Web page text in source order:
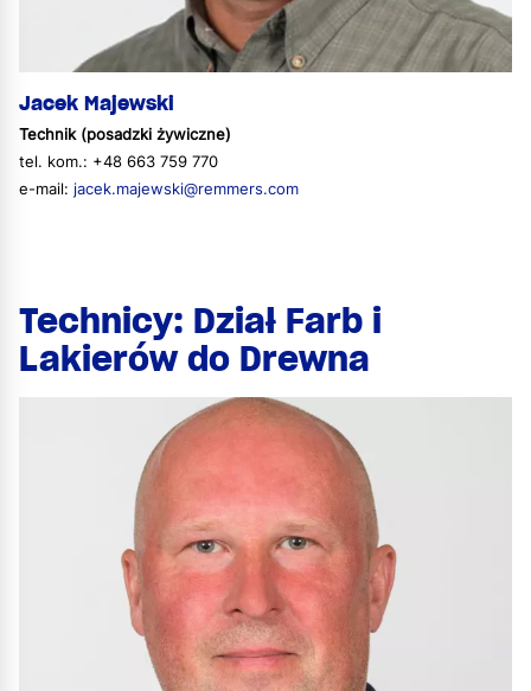
Jacek Majewski
Technik (posadzki żywiczne)
tel. kom.: +48 663 759 770
e-mail: jacek.majewski@remmers.com
Technicy: Dział Farb i
Lakierów do Drewna